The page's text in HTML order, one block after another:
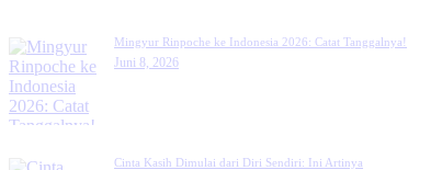
Mingyur Rinpoche ke Indonesia 2026: Catat Tanggalnya!
Juni 8, 2026
Cinta Kasih Dimulai dari Diri Sendiri: Ini Artinya